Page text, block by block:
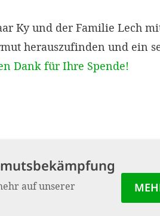
Ky und der Familie Lech
herauszufinden und ein
Dank für Ihre Spende!
auf unserer